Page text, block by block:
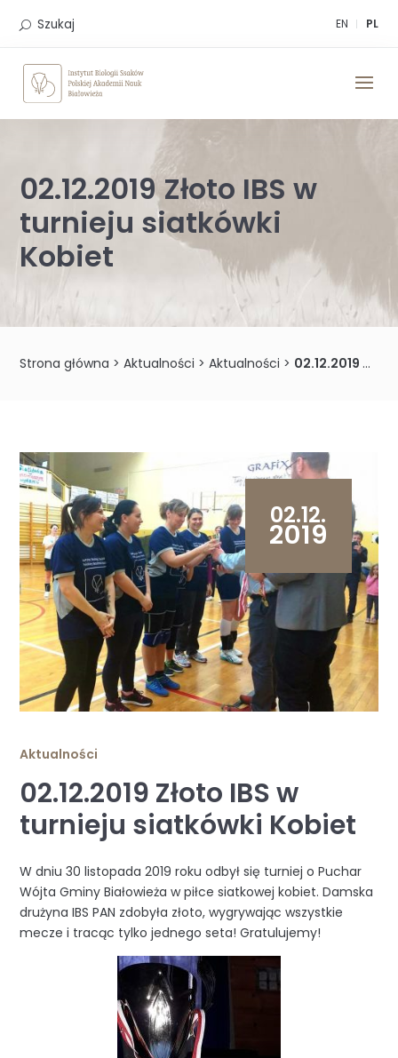
EN PL
Szukaj
02.12.2019 Złoto IBS w
turnieju siatkówki
Kobiet
Strona główna >Aktualności >Aktualności > 02.12.2019 Złoto IBS w turnieju siatkówki Kobiet
02.12.
2019
Aktualności
02.12.2019 Złoto IBS w
turnieju siatkówki Kobiet
W dniu 30 listopada 2019 roku odbył się turniej o Puchar
Wójta Gminy Białowieża w piłce siatkowej kobiet. Damska
drużyna IBS PAN zdobyła złoto, wygrywając wszystkie
mecze i tracąc tylko jednego seta! Gratulujemy!